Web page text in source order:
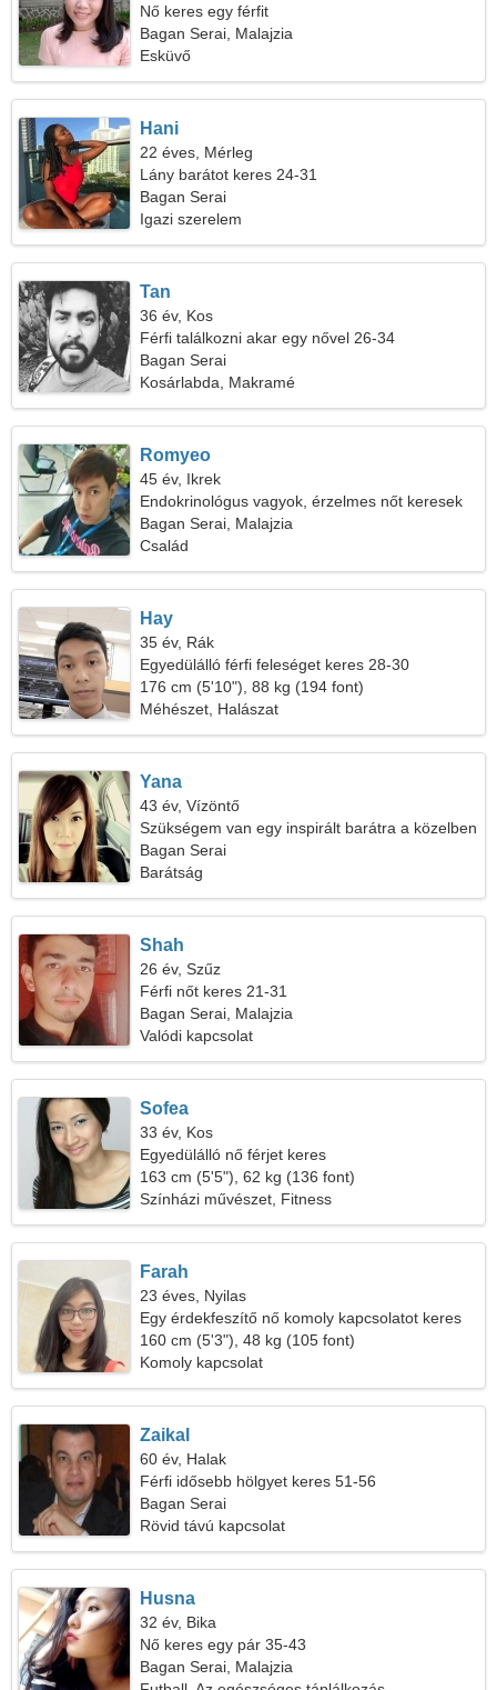
Nő keres egy férfit
Bagan Serai, Malajzia
Esküvő
Hani
22 éves, Mérleg
Lány barátot keres 24-31
Bagan Serai
Igazi szerelem
Tan
36 év, Kos
Férfi találkozni akar egy nővel 26-34
Bagan Serai
Kosárlabda, Makramé
Romyeo
45 év, Ikrek
Endokrinológus vagyok, érzelmes nőt keresek
Bagan Serai, Malajzia
Család
Hay
35 év, Rák
Egyedülálló férfi feleséget keres 28-30
176 cm (5'10"), 88 kg (194 font)
Méhészet, Halászat
Yana
43 év, Vízöntő
Szükségem van egy inspirált barátra a közelben
Bagan Serai
Barátság
Shah
26 év, Szűz
Férfi nőt keres 21-31
Bagan Serai, Malajzia
Valódi kapcsolat
Sofea
33 év, Kos
Egyedülálló nő férjet keres
163 cm (5'5"), 62 kg (136 font)
Színházi művészet, Fitness
Farah
23 éves, Nyilas
Egy érdekfeszítő nő komoly kapcsolatot keres
160 cm (5'3"), 48 kg (105 font)
Komoly kapcsolat
Zaikal
60 év, Halak
Férfi idősebb hölgyet keres 51-56
Bagan Serai
Rövid távú kapcsolat
Husna
32 év, Bika
Nő keres egy pár 35-43
Bagan Serai, Malajzia